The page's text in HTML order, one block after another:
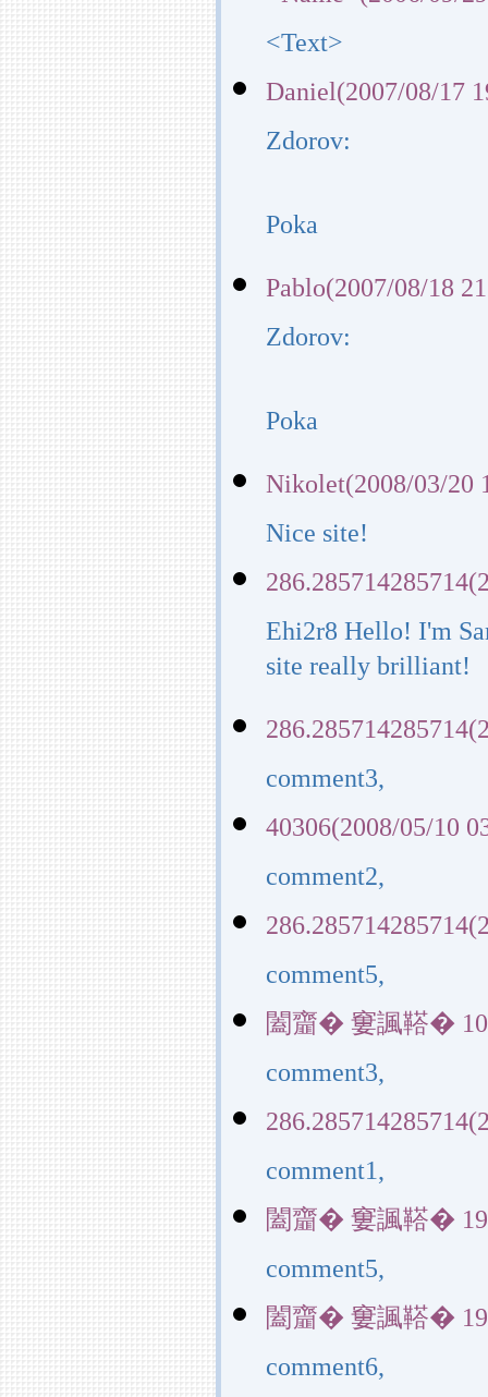
<Text>
Daniel(2007/08/17
Zdorov:
Poka
Pablo(2007/08/18
Zdorov:
Poka
Nikolet(2008/03/20
Nice site!
Ehi2r8 Hello! I'm
site really brilliant!
comment3,
40306(2008/05/10
comment2,
comment5,
闔齏� 窶諷鞳�
comment3,
comment1,
闔齏� 窶諷鞳�
comment5,
闔齏� 窶諷鞳�
comment6,